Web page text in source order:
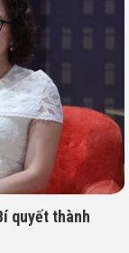
quyết thành